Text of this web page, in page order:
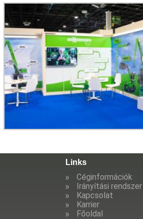
Links
Céginformációk
Irányítási rendszer
Kapcsolat
Karrier
Főoldal